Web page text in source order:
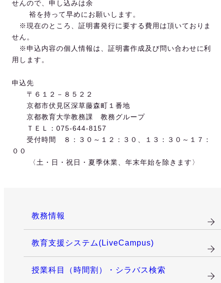
せんので、申し込みは余
裕を持って早めにお願いします。
※現在のところ、証明書発行に要する費用は頂いておりま
せん。
※申込内容の個人情報は、証明書作成及び問い合わせに利
用します。
申込先
〒６１２－８５２２
京都市伏見区深草藤森町１番地
京都教育大学教務課 教務グループ
ＴＥＬ：075-644-8157
受付時間 ８：３０～１２：３０、１３：３０～１７：
００
〈土・日・祝日・夏季休業、年末年始を除きます〉
教務情報
教育支援システム(LiveCampus)
授業科目（時間割）・シラバス検索